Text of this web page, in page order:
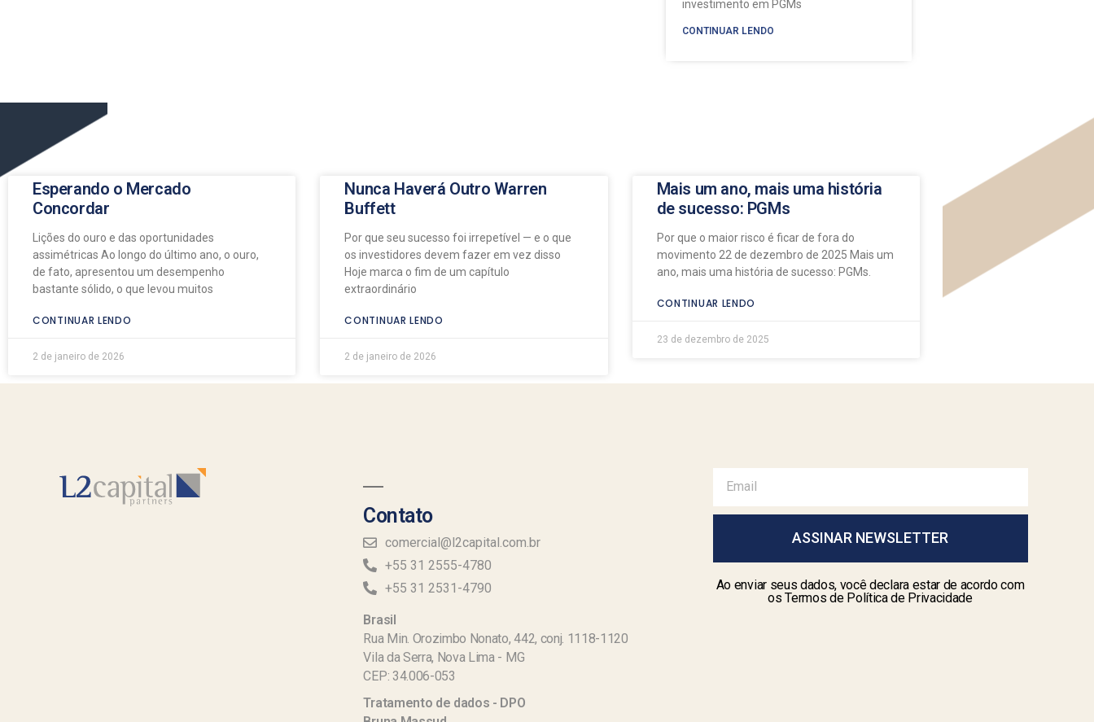
investimento em PGMs
CONTINUAR LENDO
Esperando o Mercado
Concordar
Lições do ouro e das oportunidades
assimétricas Ao longo do último ano, o ouro,
de fato, apresentou um desempenho
bastante sólido, o que levou muitos
CONTINUAR LENDO
2 de janeiro de 2026
Nunca Haverá Outro Warren
Buffett
Por que seu sucesso foi irrepetível — e o que
os investidores devem fazer em vez disso
Hoje marca o fim de um capítulo
extraordinário
CONTINUAR LENDO
2 de janeiro de 2026
Mais um ano, mais uma história
de sucesso: PGMs
Por que o maior risco é ficar de fora do
movimento 22 de dezembro de 2025 Mais um
ano, mais uma história de sucesso: PGMs.
CONTINUAR LENDO
23 de dezembro de 2025
Contato
comercial@l2capital.com.br
+55 31 2555-4780
+55 31 2531-4790
Brasil
Rua Min. Orozimbo Nonato, 442, conj. 1118-1120
Vila da Serra, Nova Lima - MG
CEP: 34.006-053
Tratamento de dados - DPO
ASSINAR NEWSLETTER
Ao enviar seus dados, você declara estar de acordo com
os Termos de Política de Privacidade